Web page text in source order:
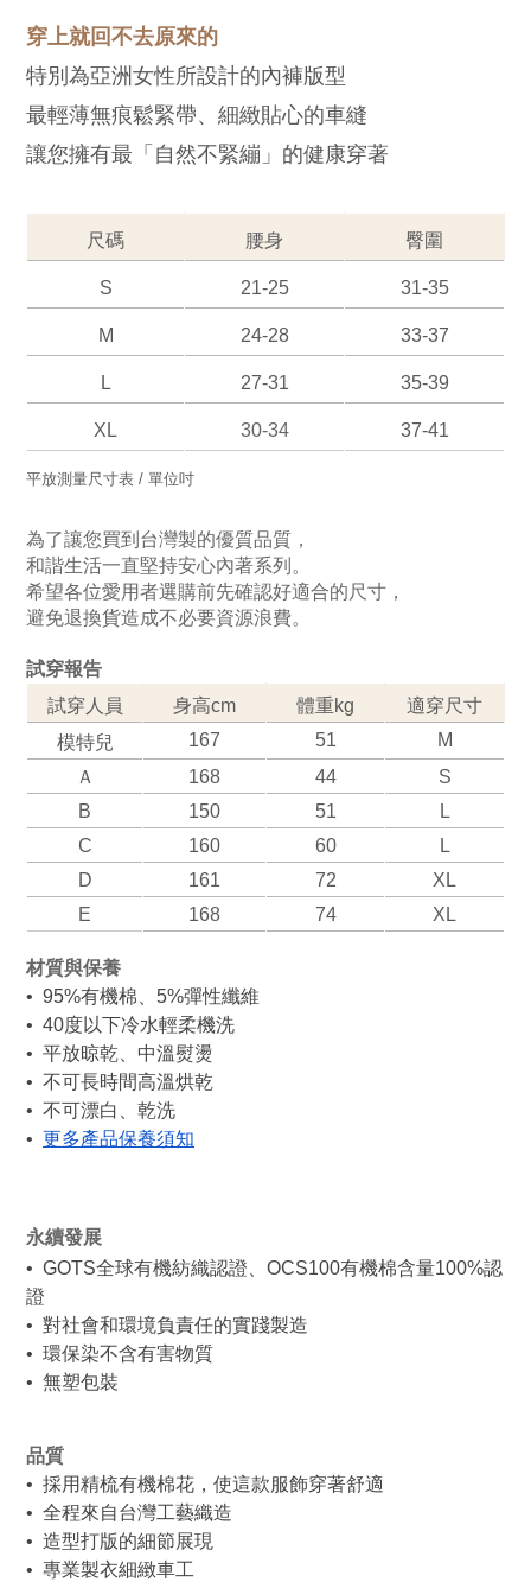
穿上就回不去原來的
特別為亞洲女性所設計的內褲版型
最輕薄無痕鬆緊帶、細緻貼心的車縫
讓您擁有最「自然不緊繃」的健康穿著
尺碼 腰身 臀圍
S 21-25 31-35
M 24-28 33-37
L 27-31 35-39
XL 30-34 37-41
平放測量尺寸表 / 單位吋
為了讓您買到台灣製的優質品質，
和諧生活一直堅持安心內著系列。
希望各位愛用者選購前先確認好適合的尺寸，
避免退換貨造成不必要資源浪費。
試穿報告
試穿人員
身高cm 體重kg
適穿尺寸
模特兒
167 51
M
Ａ
168 44
S
B
150 51
L
C
160 60
L
D
161 72
XL
E
168 74 XL
材質與保養
•  95%有機棉、5%彈性纖維
•  40度以下冷水輕柔機洗
•  平放晾乾、中溫熨燙
•  不可長時間高溫烘乾
•  不可漂白、乾洗
• 更多產品保養須知
永續發展
•  GOTS全球有機紡織認證、OCS100有機棉含量100%認
證
•  對社會和環境負責任的實踐製造
•  環保染不含有害物質
•  無塑包裝
品質
•  採用精梳有機棉花，使這款服飾穿著舒適
•  全程來自台灣工藝織造
•  造型打版的細節展現
•  專業製衣細緻車工